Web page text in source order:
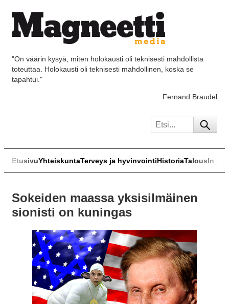
"On väärin kysyä, miten holokausti oli teknisesti mahdollista
toteuttaa. Holokausti oli teknisesti mahdollinen, koska se
tapahtui."
Fernand Braudel
EtusivuYhteiskuntaTerveys ja hyvinvointiHistoriaTalousIn
Sokeiden maassa yksisilmäinen
sionisti on kuningas